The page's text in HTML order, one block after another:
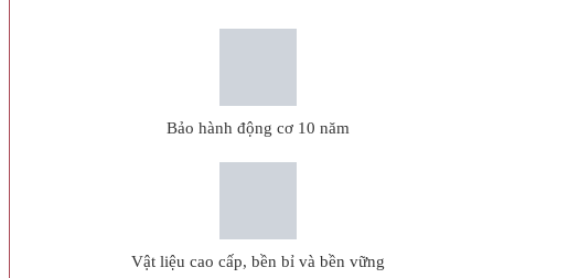
Bảo hành động cơ 10 năm
Vật liệu cao cấp, bền bỉ và bền vững